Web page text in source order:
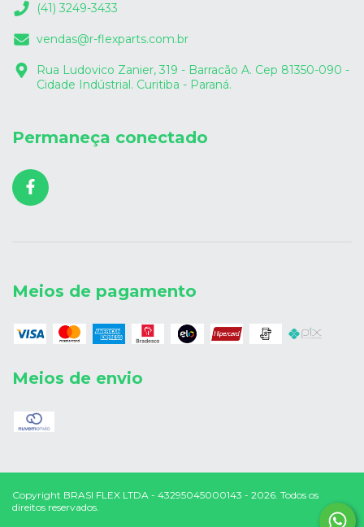
(41) 3249-3433
vendas@r-flexparts.com.br
Rua Ludovico Zanier, 319 - Barracão A. Cep 81350-090 -
Cidade Indústrial. Curitiba - Paraná.
Permaneça conectado
Meios de pagamento
Meios de envio
Copyright BRASI FLEX LTDA - 43295045000143 - 2026. Todos os
direitos reservados.